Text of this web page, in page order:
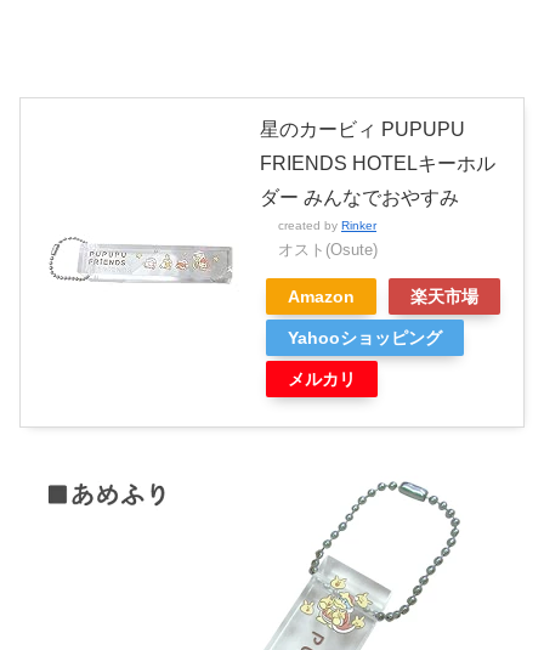
星のカービィ PUPUPU
FRIENDS HOTELキーホル
ダー みんなでおやすみ
created by Rinker
オスト(Osute)
Amazon 楽天市場
Yahooショッピング
メルカリ